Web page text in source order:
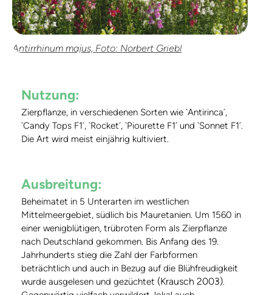
Antirrhinum majus, Foto: Norbert Griebl
Nutzung:
Zierpflanze, in verschiedenen Sorten wie `Antirinca´,
`Candy Tops F1´, `Rocket´, `Piourette F1´ und `Sonnet F1´.
Die Art wird meist einjährig kultiviert.
Ausbreitung:
Beheimatet in 5 Unterarten im westlichen
Mittelmeergebiet, südlich bis Mauretanien. Um 1560 in
einer wenigblütigen, trübroten Form als Zierpflanze
nach Deutschland gekommen. Bis Anfang des 19.
Jahrhunderts stieg die Zahl der Farbformen
beträchtlich und auch in Bezug auf die Blühfreudigkeit
wurde ausgelesen und gezüchtet (Krausch 2003).